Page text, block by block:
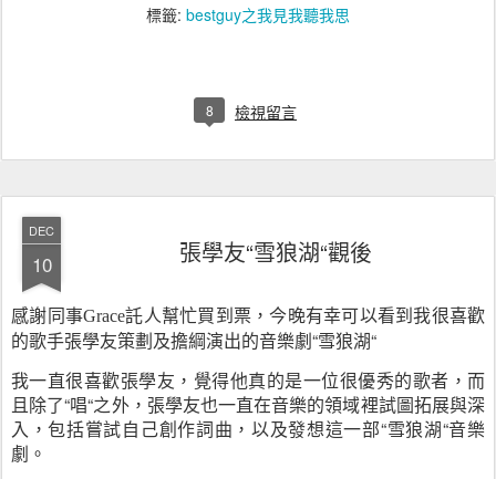
標籤: bestguy之我見我聽我思
8 檢視留言
DEC
10 張學友“雪狼湖“觀後
感謝同事Grace託人幫忙買到票，今晚有幸可以看到我很喜歡
的歌手張學友策劃及擔綱演出的音樂劇“雪狼湖“
我一直很喜歡張學友，覺得他真的是一位很優秀的歌者，而
且除了“唱“之外，張學友也一直在音樂的領域裡試圖拓展與深
入，包括嘗試自己創作詞曲，以及發想這一部“雪狼湖“音樂
劇。